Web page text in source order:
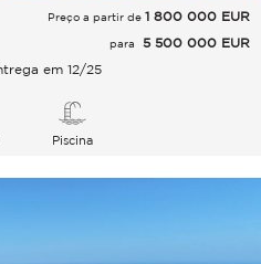
Preço a partir de 1 800 000 EUR
para
5 500 000 EUR
em 12/25
Piscina